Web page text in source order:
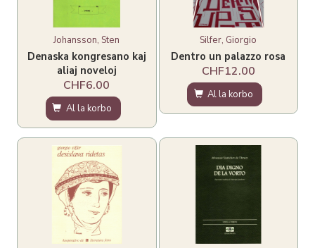
Johansson, Sten
Denaska kongresano kaj
aliaj noveloj
CHF6.00
Al la korbo
Silfer, Giorgio
Dentro un palazzo rosa
CHF12.00
Al la korbo